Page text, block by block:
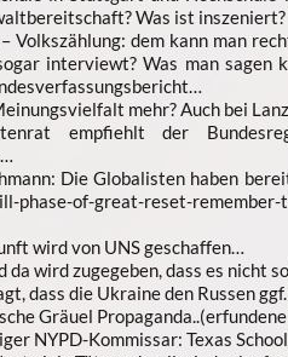
Was ist
Volkszählung: dem kann man
interviewt? Was man sagen
mehr? Auch bei
empfiehlt der
Die Globalisten haben
phase-of-great-reset-
wird von UNS geschaffen…
da wird zugegeben, dass es nicht
dass die Ukraine den Russen
Gräuel
NYPD-Kommissar: Texas